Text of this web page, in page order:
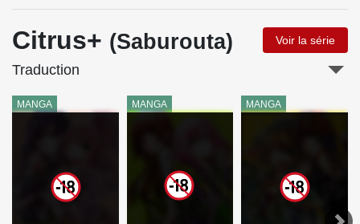
Citrus+ (Saburouta) Voir la série
Traduction
MANGA MANGA MANGA